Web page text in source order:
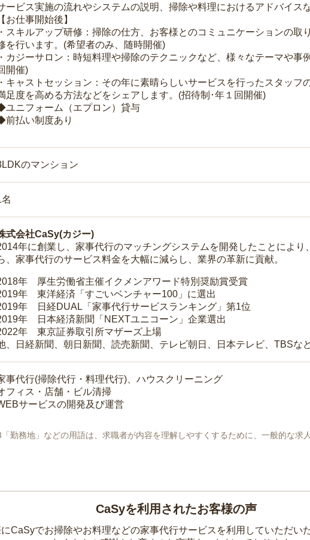
ービス実施の流れやシステムの説明、掃除や料理におけるアドバイス
【お仕事開始後】
・スキルアップ研修：掃除の仕方、お客様とのコミュニケーションの
を行います。(希望者のみ、随時開催)
・カジーサロン：時短料理や掃除のテクニックなど、様々なテーマや事
開催)
・キャストセッション：その年に素晴らしいサービスを行ったスタッ
足度を高める方法などをシェアします。(招待制･年１回開催)
ユニフォーム（エプロン）貸与
前払い制度あり
のマンション
名
式会社CaSy(カジー)
年に創業し、家事代行のマッチングシステムを開発したことによ
、家事代行のサービス料金を大幅に減らし、業界の革新に貢献。
年 厚生労働省主催イクメンアワード特別奨励賞受賞
年 東洋経済「すごいベンチャー100」に選出
年 日経DUAL「家事代行サービスランキング」第1位
年 日本経済新聞「NEXTユニコーン」企業選出
年 東京証券取引所マザーズ上場
、日経新聞、朝日新聞、読売新聞、テレビ朝日、日本テレビ、TBSな
事代行(掃除代行・料理代行)、ハウスクリーニング
フィス・店舗・ビル清掃
サービスの開発及び運営
勤務地」などの用語は、求職者が内容を理解しやすくするために、一般的な求
CaSyを利用されたお客様の声
CaSyでお掃除やお料理などの家事代行サービスを利用していただい